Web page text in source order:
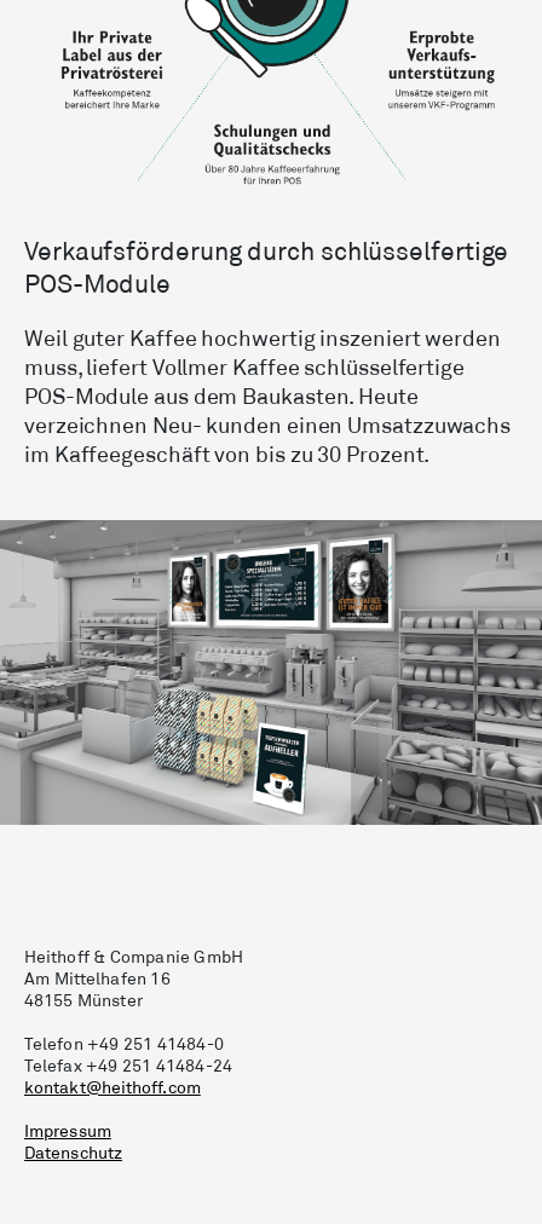
Verkaufs­förderung durch schlüsselfertige
POS-Module
Weil guter Kaffee hochwertig inszeniert werden
muss, liefert Vollmer Kaffee schlüsselfertige
POS-Module aus dem Baukasten. Heute
verzeichnen Neu- kunden einen Umsatzzuwachs
im Kaffeegeschäft von bis zu 30 Prozent.
Heithoff & Companie GmbH
Am Mittelhafen 16
48155 Münster
Telefon +49 251 41484-0
Telefax +49 251 41484-24
kontakt@heithoff.com
Impressum
Datenschutz